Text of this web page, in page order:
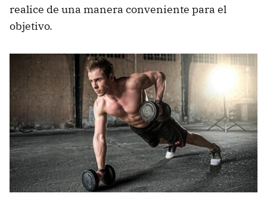
realice de una manera conveniente para el
objetivo.